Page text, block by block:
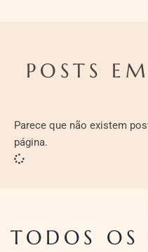
POSTS
Parece que não existem
página.
TODOS OS